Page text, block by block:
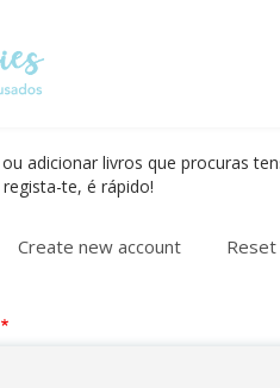
adicionar livros que procuras
te, é rápido!
Create new account